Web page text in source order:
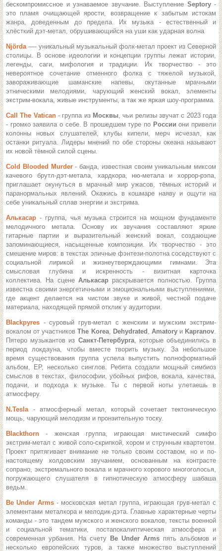
бескомпромиссное и узнаваемое звучание. Выступление Septory -
это пламя очищающей ярости, возвращение к забытым истокам
жанра, доведенным до предела. Их музыка - естественный и
хлёсткий дэт-метал, обрушивающийся на уши как ударная волна
Njörda—- уникальный музыкальный фолк-метал проект из Северной
столицы. В основе идеологии и концепции группы лежат истории,
легенды, саги, мифология и традиции. Их творчество - это
невероятное сочетание отменного фолка с тяжелой музыкой,
завораживающие шаманские напевы, окутанные мрачными
этническими мелодиями, чарующий женский вокал, элементы
экстрим-вокала, живые инструменты, а так же яркая шоу-программа.
Call The Vatican - группа из Москвы, чьи релизы звучат с 2023 года
- громко заявила о себе. В прошедшем туре по Россииони привели
колонны новых слушателей, клубы кипели, мерч исчезал, как
останки ритуала. Лидеры мнений по обе стороны океана называют
их новой тёмной силой сцены.
Cold Blooded Murder - банда, известная своим уникальным миксом
качевого брутл-дэт-метала, хардкора, ню-метала и хоррор-рэпа,
приглашает окунуться в мрачный мир ужасов, тёмных историй и
паранормальных явлений. Окажись в кошмаре наяву и ощути на
себе уникальный сплав энергии и экстрима.
Алькасар - группа, чья музыка строится на мощном фундаменте
мелодичного метала. Основу их звучания составляют яркие
гитарные партии и выразительный женский вокал, создающие
запоминающиеся, насыщенные композиции.
Их творчество - это
смешение миров: в текстах эпичные фэнтези-полотна соседствуют с
социальной лирикой и жизнеутверждающими гимнами. Эта
смысловая глубина и искренность - визитная карточка
коллектива.
На сценеАлькасар раскрывается полностью. Группа
известна своими энергетичными и эмоциональными выступлениями,
где акцент делается на чистом звуке и живой, честной подаче
материала, находящей прямой отклик у аудитории.
Blackpyres - суровый грув-метал с женским и мужским экстрим-
вокалом от участниковThe Korea, Dehydrated , Amatory и Kapranov.
Пятеро музыкантов из Санкт-Петербурга, которые объединились в
период локдауна, чтобы вместе творить музыку. За небольшое
время существования группа успела выпустить полноформатный
альбом, ЕР, несколько синглов.
Ребята создали мощный симбиоз
смыслов в текстах, философии, убойных рифов, вокала, качества,
подачи, и подхода к музыке. Ты с первой ноты улетаешь в
атмосферу.
N.Tesla- атмосферный метал, который сочетает тектоническую
мощь, чарующий мелодизм и пронзительную тоску.
Blackthorn - женская группа, играющая мистический симфо
экстрим-метал с живой соло-скрипкой, хором и струнным квартетом.
Проект притягивает внимание не только своим составом, но и по-
настоящему колдовским звучанием, основанным на контрасте
сопрано, экстремального вокала и мрачного хорового многоголосья,
погружающего слушателя в гипнотическую атмосферу шабаша
ведьм.
Be Under Arms- московская метал группа, играющая грув-метал с
элементами металкора и мелодик-дэта. Главные характерные черты
команды - это тандем мужского и женского вокалов, тексты военной
и социальной тематики, постапокалиптическая атмосфера и
современная урбания.
На счету Be Under Arms пять альбомов и
несколько европейских туров, а также множество выступлений